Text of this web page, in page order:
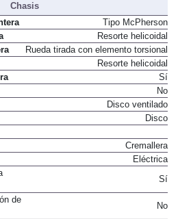
Chasis
Tipo McPherson
Resorte helicoidal
Rueda tirada con elemento torsional
Resorte helicoidal
Sí
No
Disco ventilado
Disco
Cremallera
Eléctrica
Sí
de
No